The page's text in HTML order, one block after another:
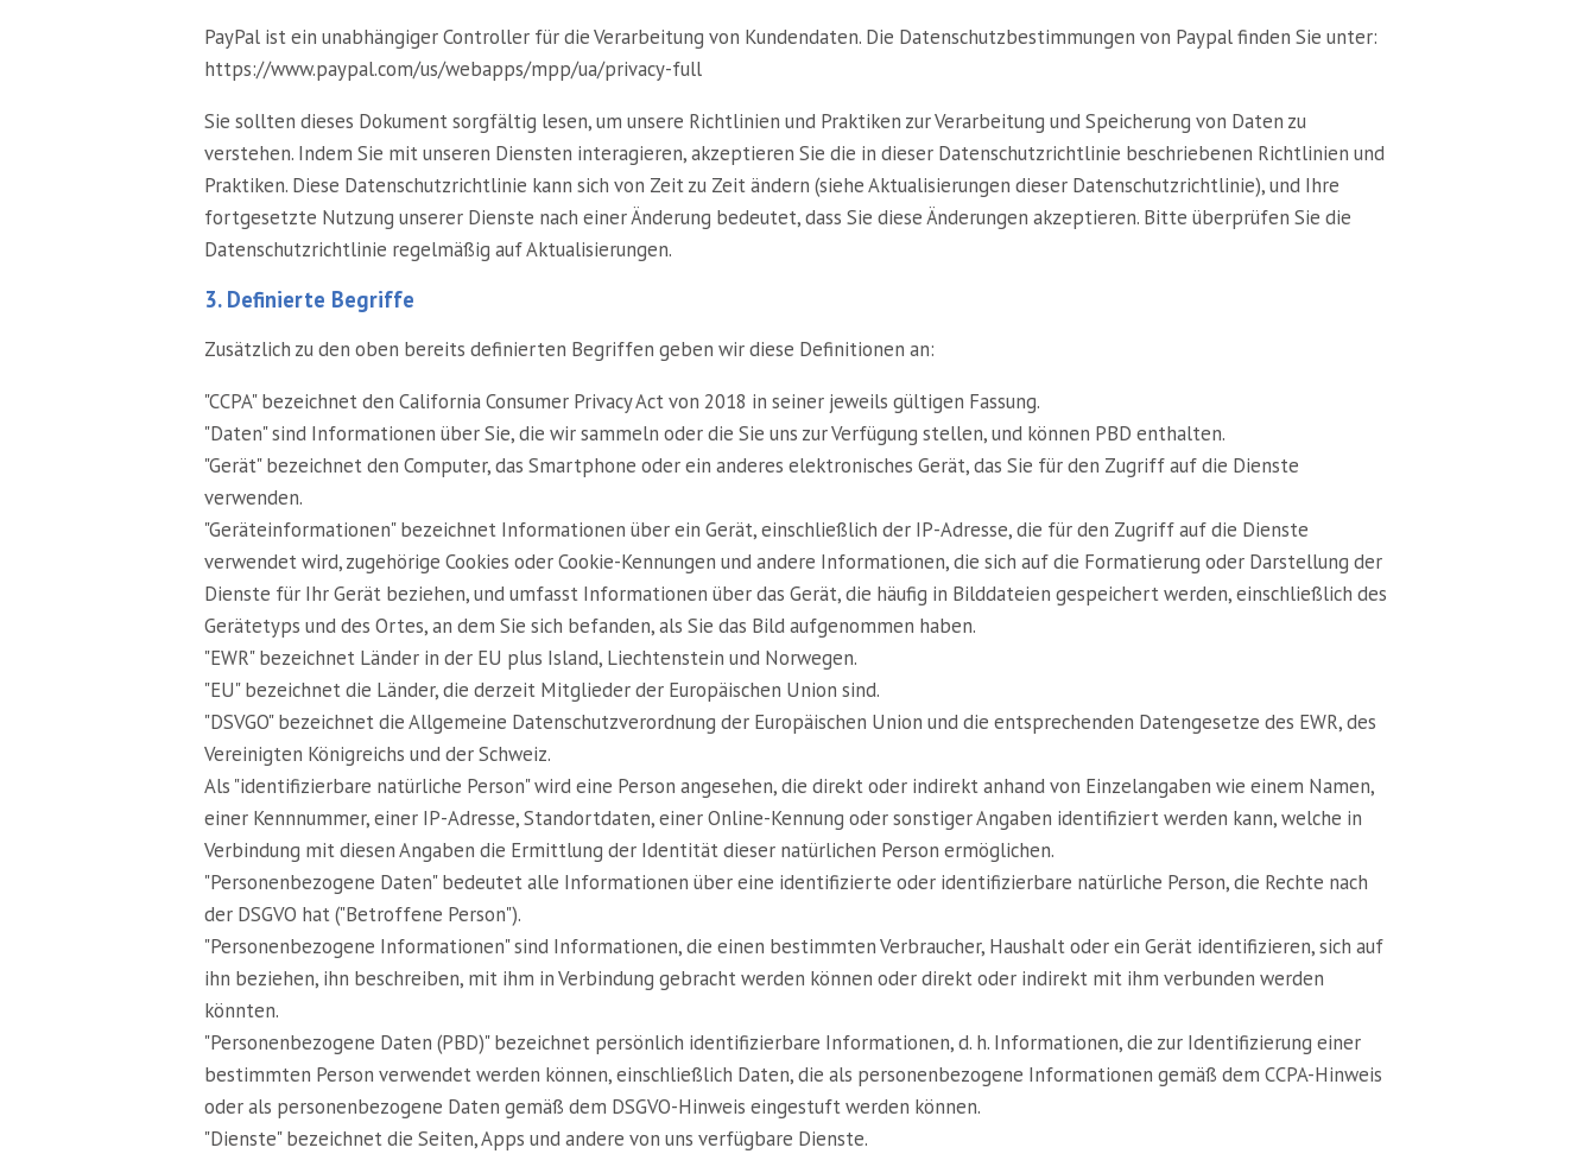
PayPal ist ein unabhängiger Controller für die Verarbeitung von Kundendaten. Die Datenschutzbestimmungen von Paypal finden Sie unter:
https://www.paypal.com/us/webapps/mpp/ua/privacy-full
Sie sollten dieses Dokument sorgfältig lesen, um unsere Richtlinien und Praktiken zur Verarbeitung und Speicherung von Daten zu
verstehen. Indem Sie mit unseren Diensten interagieren, akzeptieren Sie die in dieser Datenschutzrichtlinie beschriebenen Richtlinien und
Praktiken. Diese Datenschutzrichtlinie kann sich von Zeit zu Zeit ändern (siehe Aktualisierungen dieser Datenschutzrichtlinie), und Ihre
fortgesetzte Nutzung unserer Dienste nach einer Änderung bedeutet, dass Sie diese Änderungen akzeptieren. Bitte überprüfen Sie die
Datenschutzrichtlinie regelmäßig auf Aktualisierungen.
3. Definierte Begriffe
Zusätzlich zu den oben bereits definierten Begriffen geben wir diese Definitionen an:
"CCPA" bezeichnet den California Consumer Privacy Act von 2018 in seiner jeweils gültigen Fassung.
"Daten" sind Informationen über Sie, die wir sammeln oder die Sie uns zur Verfügung stellen, und können PBD enthalten.
"Gerät" bezeichnet den Computer, das Smartphone oder ein anderes elektronisches Gerät, das Sie für den Zugriff auf die Dienste
verwenden.
"Geräteinformationen" bezeichnet Informationen über ein Gerät, einschließlich der IP-Adresse, die für den Zugriff auf die Dienste
verwendet wird, zugehörige Cookies oder Cookie-Kennungen und andere Informationen, die sich auf die Formatierung oder Darstellung der
Dienste für Ihr Gerät beziehen, und umfasst Informationen über das Gerät, die häufig in Bilddateien gespeichert werden, einschließlich des
Gerätetyps und des Ortes, an dem Sie sich befanden, als Sie das Bild aufgenommen haben.
"EWR" bezeichnet Länder in der EU plus Island, Liechtenstein und Norwegen.
"EU" bezeichnet die Länder, die derzeit Mitglieder der Europäischen Union sind.
"DSVGO" bezeichnet die Allgemeine Datenschutzverordnung der Europäischen Union und die entsprechenden Datengesetze des EWR, des
Vereinigten Königreichs und der Schweiz.
Als "identifizierbare natürliche Person" wird eine Person angesehen, die direkt oder indirekt anhand von Einzelangaben wie einem Namen,
einer Kennnummer, einer IP-Adresse, Standortdaten, einer Online-Kennung oder sonstiger Angaben identifiziert werden kann, welche in
Verbindung mit diesen Angaben die Ermittlung der Identität dieser natürlichen Person ermöglichen.
"Personenbezogene Daten" bedeutet alle Informationen über eine identifizierte oder identifizierbare natürliche Person, die Rechte nach
der DSGVO hat ("Betroffene Person").
"Personenbezogene Informationen" sind Informationen, die einen bestimmten Verbraucher, Haushalt oder ein Gerät identifizieren, sich auf
ihn beziehen, ihn beschreiben, mit ihm in Verbindung gebracht werden können oder direkt oder indirekt mit ihm verbunden werden
könnten.
"Personenbezogene Daten (PBD)" bezeichnet persönlich identifizierbare Informationen, d. h. Informationen, die zur Identifizierung einer
bestimmten Person verwendet werden können, einschließlich Daten, die als personenbezogene Informationen gemäß dem CCPA-Hinweis
oder als personenbezogene Daten gemäß dem DSGVO-Hinweis eingestuft werden können.
"Dienste" bezeichnet die Seiten, Apps und andere von uns verfügbare Dienste.